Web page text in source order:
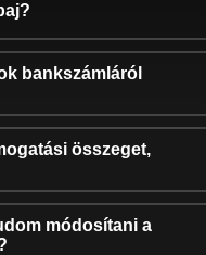
bankszámláról
összeget,
módosítani a